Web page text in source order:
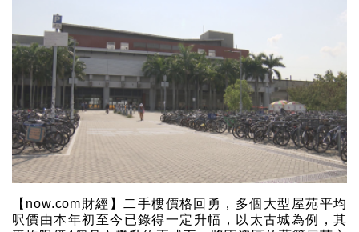
【now.com財經】二手樓價格回勇，多個大型屋苑平均
呎價由本年初至今已錄得一定升幅，以太古城為例，其